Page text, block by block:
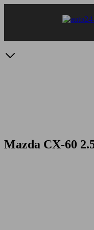
Mazda CX-60